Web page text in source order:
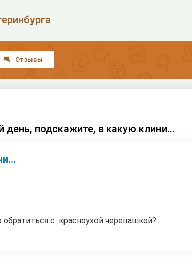
 Отзывы
подскажите, в какую клини...
с красноухой черепашкой?